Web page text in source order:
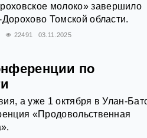
молоко» завершило
Томской области.
22491 03.11.2025
по
а уже 1 октября в Улан-
«Продовольственная